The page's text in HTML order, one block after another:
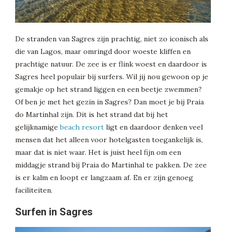
De stranden van Sagres zijn prachtig, niet zo iconisch als
die van Lagos, maar omringd door woeste kliffen en
prachtige natuur. De zee is er flink woest en daardoor is
Sagres heel populair bij surfers. Wil jij nou gewoon op je
gemakje op het strand liggen en een beetje zwemmen?
Of ben je met het gezin in Sagres? Dan moet je bij Praia
do Martinhal zijn. Dit is het strand dat bij het
gelijknamigebeach resort ligt en daardoor denken veel
mensen dat het alleen voor hotelgasten toegankelijk is,
maar dat is niet waar. Het is juist heel fijn om een
middagje strand bij Praia do Martinhal te pakken. De zee
is er kalm en loopt er langzaam af. En er zijn genoeg
faciliteiten.
Surfen in Sagres